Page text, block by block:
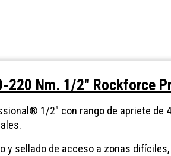
220 Nm. 1/2" Rockforce
1/2" con rango de apriete de
y sellado de acceso a zonas